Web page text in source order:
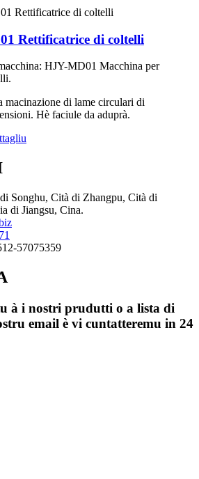
Rettificatrice di coltelli
HJY-MD01 Macchina per
macinazione di lame circulari di
Hè faciule da aduprà.
Songhu, Cità di Zhangpu, Cità di
di Jiangsu, Cina.
57075359
à i nostri prudutti o a lista di
email è vi cuntatteremu in 24